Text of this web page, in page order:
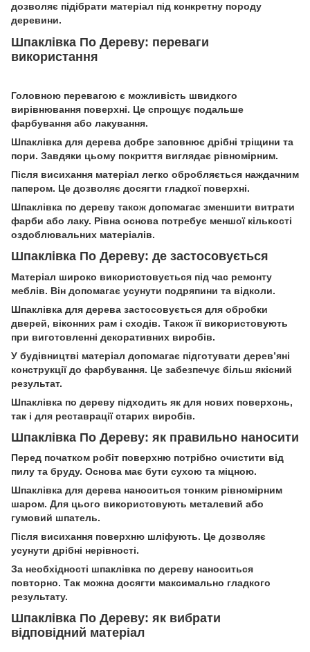
дозволяє підібрати матеріал під конкретну породу
деревини.
Шпаклівка По Дереву: переваги
використання
Головною перевагою є можливість швидкого
вирівнювання поверхні. Це спрощує подальше
фарбування або лакування.
Шпаклівка для дерева добре заповнює дрібні тріщини та
пори. Завдяки цьому покриття виглядає рівномірним.
Після висихання матеріал легко обробляється наждачним
папером. Це дозволяє досягти гладкої поверхні.
Шпаклівка по дереву також допомагає зменшити витрати
фарби або лаку. Рівна основа потребує меншої кількості
оздоблювальних матеріалів.
Шпаклівка По Дереву: де застосовується
Матеріал широко використовується під час ремонту
меблів. Він допомагає усунути подряпини та відколи.
Шпаклівка для дерева застосовується для обробки
дверей, віконних рам і сходів. Також її використовують
при виготовленні декоративних виробів.
У будівництві матеріал допомагає підготувати дерев’яні
конструкції до фарбування. Це забезпечує більш якісний
результат.
Шпаклівка по дереву підходить як для нових поверхонь,
так і для реставрації старих виробів.
Шпаклівка По Дереву: як правильно наносити
Перед початком робіт поверхню потрібно очистити від
пилу та бруду. Основа має бути сухою та міцною.
Шпаклівка для дерева наноситься тонким рівномірним
шаром. Для цього використовують металевий або
гумовий шпатель.
Після висихання поверхню шліфують. Це дозволяє
усунути дрібні нерівності.
За необхідності шпаклівка по дереву наноситься
повторно. Так можна досягти максимально гладкого
результату.
Шпаклівка По Дереву: як вибрати
відповідний матеріал